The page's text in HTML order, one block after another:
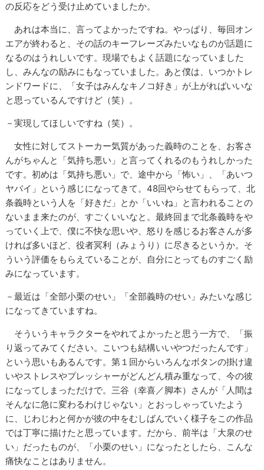
の反応をどう受け止めていましたか。
あれは本当に、言ってよかったですね。やっぱり、毎回オン
エアが終わると、その話のキーフレーズみたいなものが話題に
なるのはうれしいです。現場でもよく話題になっていました
し、みんなの励みにもなっていました。あと僕は、いつかトレ
ンドワードに、「女子はみんなキノコ好き」が上がればいいな
と思っているんですけど（笑）。
－実現してほしいですね（笑）。
女性に対してストーカー気質があった義時のことを、お客さ
んがちゃんと「気持ち悪い」と言ってくれるのもうれしかった
です。初めは「気持ち悪い」で、途中から「怖い」、「あいつ
ヤバイ」という感じになってきて。48回やらせてもらって、北
条義時という人を「好きだ」とか「いいね」と言われることの
ないまま来たのが、すごくいいなと。最終回まで北条義時をや
っていく上で、僕に不快な思いや、怒りを感じるお客さんが多
ければ多いほど、役者冥利（みょうり）に尽きるというか。そ
ういう評価をもらえていることが、自分にとってものすごく励
みになっています。
－最近は「全部小栗のせい」「全部義時のせい」みたいな感じ
になってきていますね。
そういうキャラクターをやれてよかったと思う一方で、「振
り返ってみてください。こいつも結構いいやつだったんです」
という思いもあるんです。第１回からいろんなボタンの掛け違
いやストレスやプレッシャーがどんどん積み重なって、今の彼
になってしまっただけで。三谷（幸喜／脚本）さんが「人間は
そんなに急に変わるわけじゃない」とおっしゃっていたよう
に、じわじわと何かが彼の中をむしばんでいく様子をこの作品
では丁寧に描けたと思っています。だから、前半は「大泉のせ
い」だったものが、「小栗のせい」になったとしたら、こんな
痛快なことはありません。